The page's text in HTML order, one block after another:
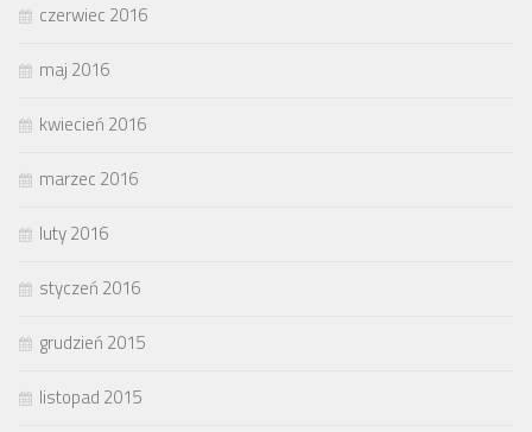
czerwiec 2016
maj 2016
kwiecień 2016
marzec 2016
luty 2016
styczeń 2016
grudzień 2015
listopad 2015